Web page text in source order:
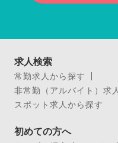
求人検索
常勤求人から探す
非常勤（アルバイト）求
スポット求人から探す
初めての方へ